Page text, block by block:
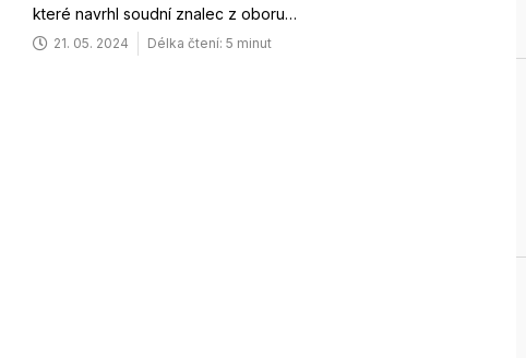
které navrhl soudní znalec z oboru…
21. 05. 2024 Délka čtení: 5 minut